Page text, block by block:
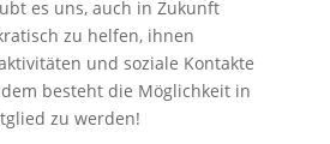
es uns, auch in Zukunft
zu helfen, ihnen
und soziale Kontakte
besteht die Möglichkeit in
zu werden!